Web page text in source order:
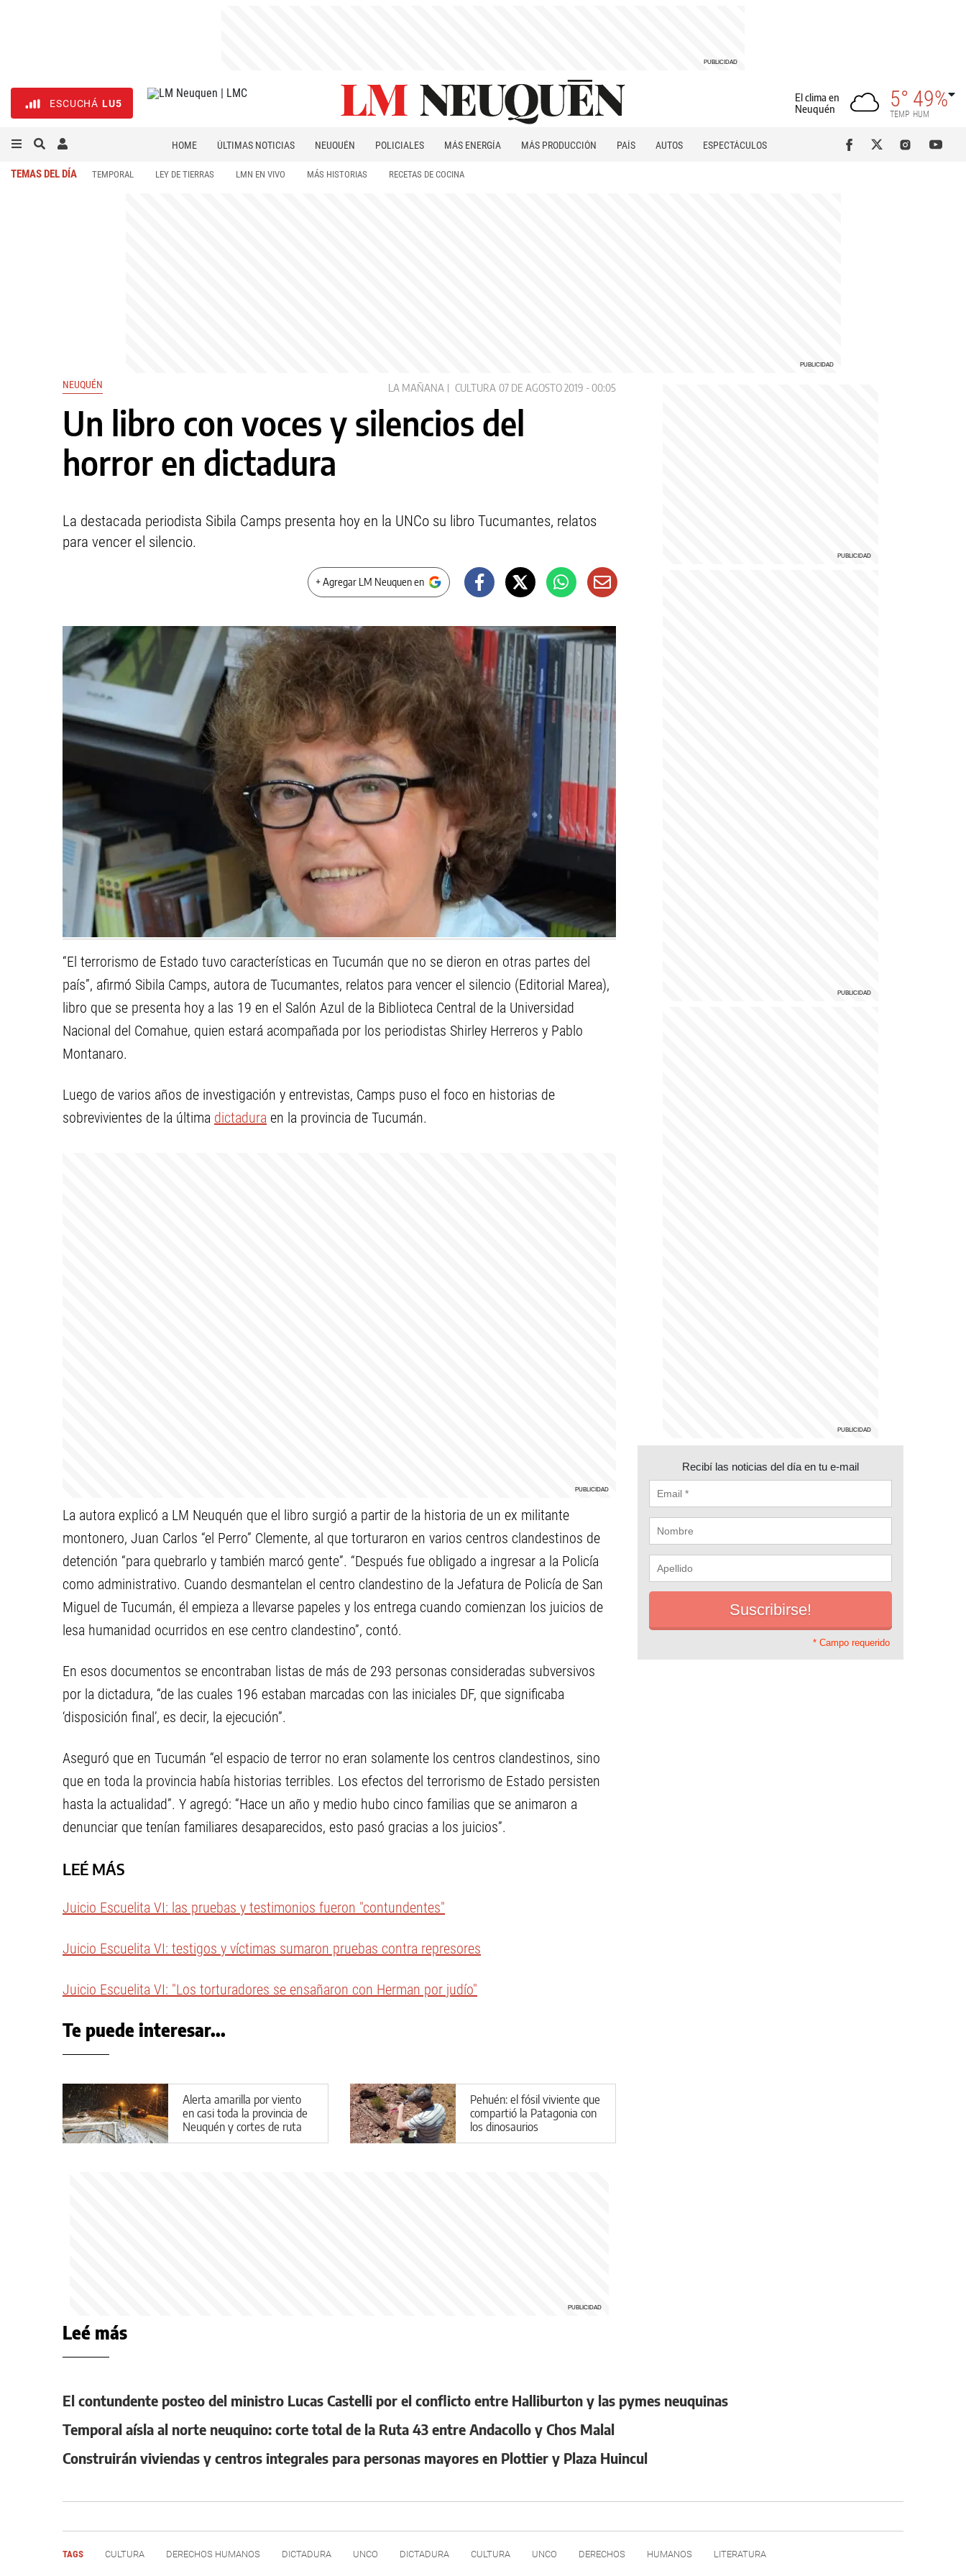
ESCUCHÁ LU5
El clima en
Neuquén
5°
TEMP
49%
HUM
HOME ÚLTIMAS NOTICIAS NEUQUÉN POLICIALES MÁS ENERGÍA MÁS PRODUCCIÓN PAÍS AUTOS
ESPECTÁCULOS
TEMAS DEL DÍA TEMPORAL LEY DE TIERRAS LMN EN VIVO MÁS HISTORIAS RECETAS DE COCINA
NEUQUÉN LA MAÑANA CULTURA 07 DE AGOSTO 2019 - 00:05
Un libro con voces y silencios del
horror en dictadura
La destacada periodista Sibila Camps presenta hoy en la UNCo su libro Tucumantes, relatos
para vencer el silencio.
+ Agregar LM Neuquen en
“El terrorismo de Estado tuvo características en Tucumán que no se dieron en otras partes del
país”, afirmó Sibila Camps, autora de Tucumantes, relatos para vencer el silencio (Editorial Marea),
libro que se presenta hoy a las 19 en el Salón Azul de la Biblioteca Central de la Universidad
Nacional del Comahue, quien estará acompañada por los periodistas Shirley Herreros y Pablo
Montanaro.
Luego de varios años de investigación y entrevistas, Camps puso el foco en historias de
sobrevivientes de la última dictadura en la provincia de Tucumán.
La autora explicó a LM Neuquén que el libro surgió a partir de la historia de un ex militante
montonero, Juan Carlos “el Perro” Clemente, al que torturaron en varios centros clandestinos de
detención “para quebrarlo y también marcó gente”. “Después fue obligado a ingresar a la Policía
como administrativo. Cuando desmantelan el centro clandestino de la Jefatura de Policía de San
Miguel de Tucumán, él empieza a llevarse papeles y los entrega cuando comienzan los juicios de
lesa humanidad ocurridos en ese centro clandestino”, contó.
En esos documentos se encontraban listas de más de 293 personas consideradas subversivos
por la dictadura, “de las cuales 196 estaban marcadas con las iniciales DF, que significaba
‘disposición final’, es decir, la ejecución”.
Aseguró que en Tucumán “el espacio de terror no eran solamente los centros clandestinos, sino
que en toda la provincia había historias terribles. Los efectos del terrorismo de Estado persisten
hasta la actualidad”. Y agregó: “Hace un año y medio hubo cinco familias que se animaron a
denunciar que tenían familiares desaparecidos, esto pasó gracias a los juicios”.
LEÉ MÁS
Juicio Escuelita VI: las pruebas y testimonios fueron "contundentes"
Juicio Escuelita VI: testigos y víctimas sumaron pruebas contra represores
Juicio Escuelita VI: "Los torturadores se ensañaron con Herman por judío"
Te puede interesar...
Alerta amarilla por viento
en casi toda la provincia de
Neuquén y cortes de ruta
por el temporal
Pehuén: el fósil viviente que
compartió la Patagonia con
los dinosaurios
Recibí las noticias del día en tu e-mail
* Campo requerido
Leé más
El contundente posteo del ministro Lucas Castelli por el conflicto entre Halliburton y las pymes neuquinas
Temporal aísla al norte neuquino: corte total de la Ruta 43 entre Andacollo y Chos Malal
Construirán viviendas y centros integrales para personas mayores en Plottier y Plaza Huincul
TAGS CULTURA DERECHOS HUMANOS DICTADURA UNCO DICTADURA CULTURA UNCO DERECHOS HUMANOS LITERATURA